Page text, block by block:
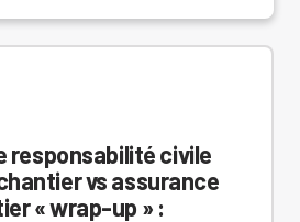
responsabilité civile
vs assurance
« wrap-up » :